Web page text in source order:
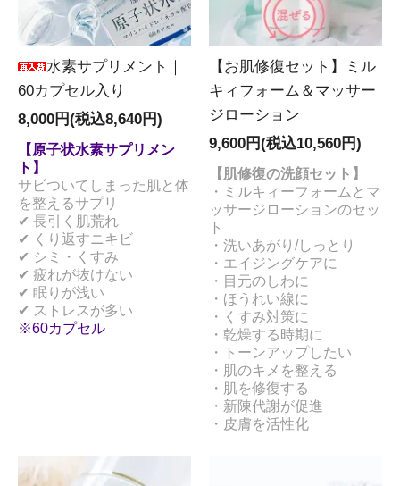
水素サプリメント｜
60カプセル入り
8,000円(税込8,640円)
【原子状水素サプリメン
ト】
サビついてしまった肌と体
を整えるサプリ
✔ 長引く肌荒れ
✔ くり返すニキビ
✔ シミ・くすみ
✔ 疲れが抜けない
✔ 眠りが浅い
✔ ストレスが多い
※60カプセル
【お肌修復セット】ミル
キィフォーム＆マッサー
ジローション
9,600円(税込10,560円)
【肌修復の洗顔セット】
・ミルキィーフォームとマ
ッサージローションのセッ
ト
・洗いあがり/しっとり
・エイジングケアに
・目元のしわに
・ほうれい線に
・くすみ対策に
・乾燥する時期に
・トーンアップしたい
・肌のキメを整える
・肌を修復する
・新陳代謝が促進
・皮膚を活性化